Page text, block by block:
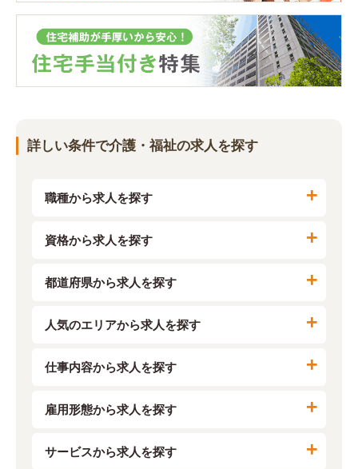
詳しい条件で介護・福祉の求人を探す
職種から求人を探す
資格から求人を探す
都道府県から求人を探す
人気のエリアから求人を探す
仕事内容から求人を探す
雇用形態から求人を探す
サービスから求人を探す